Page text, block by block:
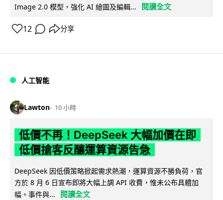
Image 2.0 模型，強化 AI 繪圖及編輯...
閱讀全文
12 分享
人工智能
Lawton 10 小時
低價不再！DeepSeek 大幅加價在即
低價搶客反釀運算資源告急
DeepSeek 因低價策略掀起需求熱潮，運算資源不勝負荷，官
方於 8 月 6 日宣布即將大幅上調 API 收費，惟未公布具體加
幅。事件與...
閱讀全文